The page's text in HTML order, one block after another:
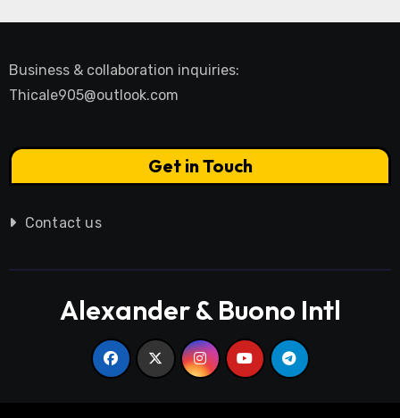
Business & collaboration inquiries:
Thicale905@outlook.com
Get in Touch
Contact us
Alexander & Buono Intl